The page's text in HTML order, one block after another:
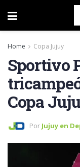
Home Copa Jujuy
Sportivo
Copa
Por Jujuy en